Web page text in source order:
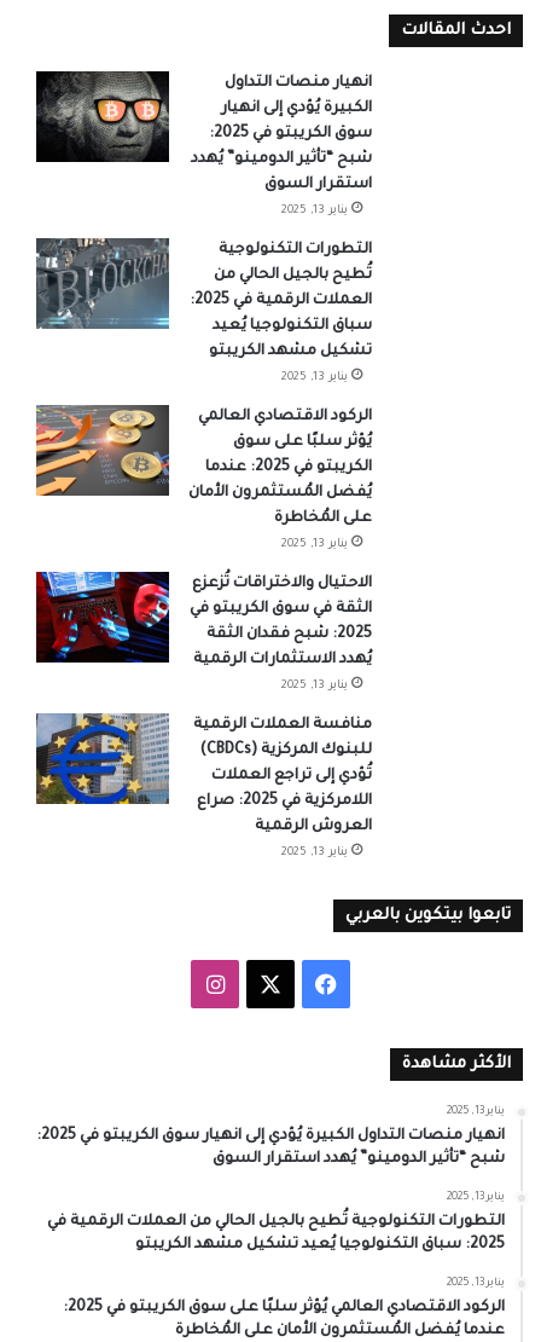
احدث المقالات
انهيار منصات التداول
الكبيرة يُؤدي إلى انهيار
سوق الكريبتو في 2025:
شبح “تأثير الدومينو” يُهدد
استقرار السوق
يناير 13, 2025
التطورات التكنولوجية
تُطيح بالجيل الحالي من
العملات الرقمية في 2025:
سباق التكنولوجيا يُعيد
تشكيل مشهد الكريبتو
يناير 13, 2025
الركود الاقتصادي العالمي
يُؤثر سلبًا على سوق
الكريبتو في 2025: عندما
يُفضل المُستثمرون الأمان
على المُخاطرة
يناير 13, 2025
الاحتيال والاختراقات تُزعزع
الثقة في سوق الكريبتو في
2025: شبح فقدان الثقة
يُهدد الاستثمارات الرقمية
يناير 13, 2025
منافسة العملات الرقمية
للبنوك المركزية (CBDCs)
تُؤدي إلى تراجع العملات
اللامركزية في 2025: صراع
العروش الرقمية
يناير 13, 2025
تابعوا بيتكوين بالعربي
فيسبوك انستقرام
الأكثر مشاهدة
يناير 13, 2025
انهيار منصات التداول الكبيرة يُؤدي إلى انهيار سوق الكريبتو في 2025:
شبح “تأثير الدومينو” يُهدد استقرار السوق
يناير 13, 2025
التطورات التكنولوجية تُطيح بالجيل الحالي من العملات الرقمية في
2025: سباق التكنولوجيا يُعيد تشكيل مشهد الكريبتو
يناير 13, 2025
الركود الاقتصادي العالمي يُؤثر سلبًا على سوق الكريبتو في 2025:
عندما يُفضل المُستثمرون الأمان على المُخاطرة